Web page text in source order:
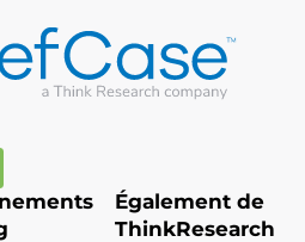
Également de
ThinkResearch